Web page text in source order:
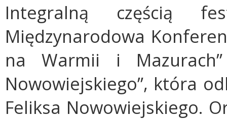
Integralną częścią
Międzynarodowa
na Warmii i
Nowowiejskiego”, która
Feliksa Nowowiejskiego.